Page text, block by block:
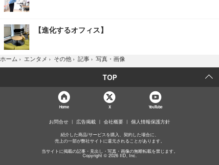
【進化するオフィス】
ホーム › エンタメ › その他 › 記事 › 写真・画像
TOP
Home X YouTube
お問合せ 広告掲載 会社概要 個人情報保護方針
紹介した商品/サービスを購入、契約した場合に、
売上の一部が弊社サイトに還元されることがあります。
当サイトに掲載の記事・見出し・写真・画像の無断転載を禁じます。
Copyright © 2026 IID, Inc.